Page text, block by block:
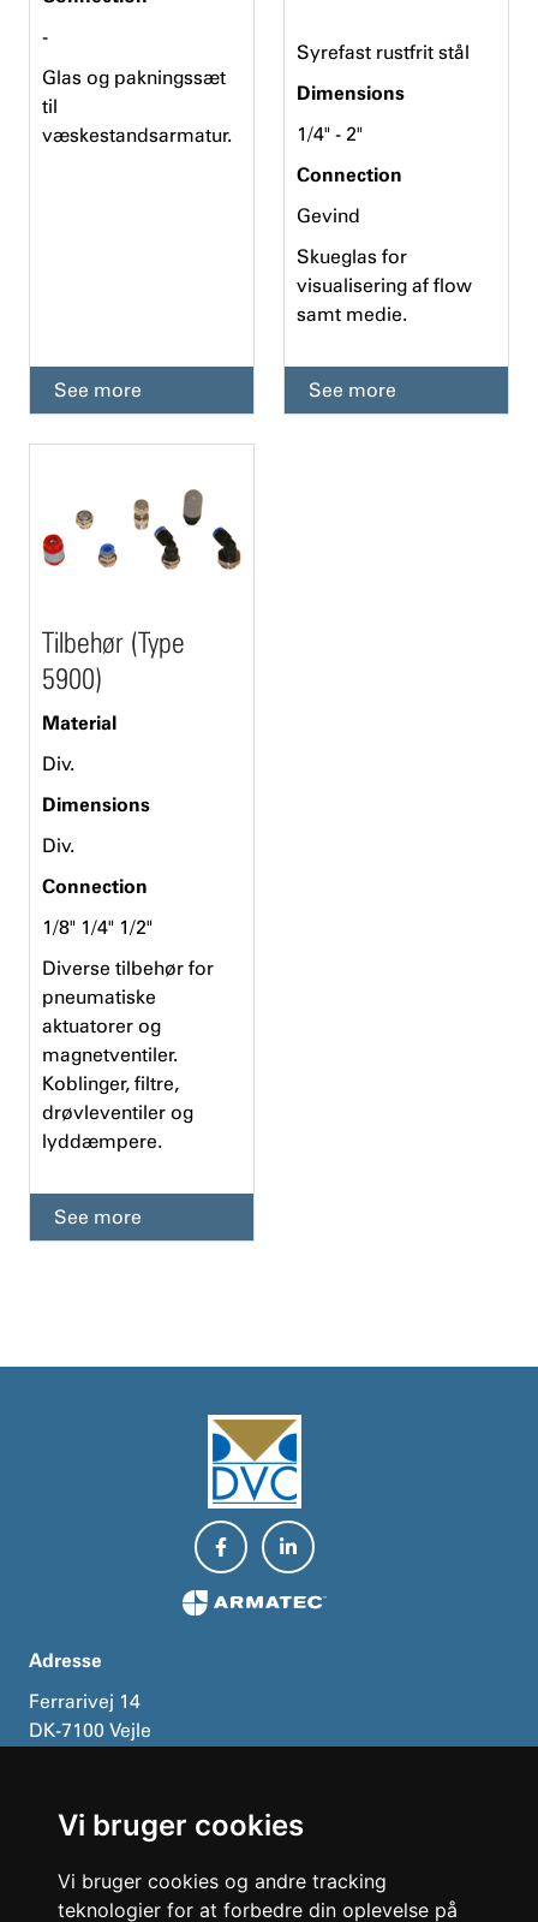
Vi bruger cookies
Vi bruger cookies og andre tracking
teknologier for at forbedre din oplevelse på
-
Glas og pakningssæt
til
væskestandsarmatur.
See more
Syrefast rustfrit stål
Dimensions
1/4" - 2"
Connection
Gevind
Skueglas for
visualisering af flow
samt medie.
See more
Tilbehør (Type
5900)
Material
Div.
Dimensions
Div.
Connection
1/8" 1/4" 1/2"
Diverse tilbehør for
pneumatiske
aktuatorer og
magnetventiler.
Koblinger, filtre,
drøvleventiler og
lyddæmpere.
See more
Adresse
Ferrarivej 14
DK-7100 Vejle
Telefon:+45 75 72 33 00